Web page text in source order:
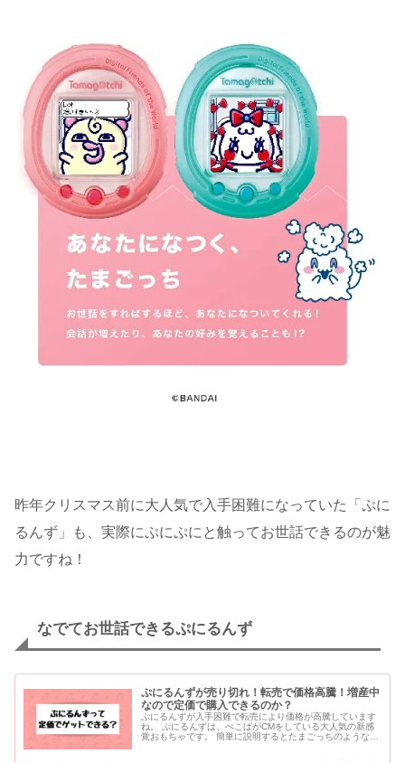
昨年クリスマス前に大人気で入手困難になっていた「ぷに
るんず」も、実際にぷにぷにと触ってお世話できるのが魅
力ですね！
なでてお世話できるぷにるんず
ぷにるんずが売り切れ！転売で価格高騰！増産中
なので定価で購入できるのか？
ぷにるんずが入手困難で転売により価格が高騰しています
ね。 ぷにるんずは、ぺこぱがCMをしている大人気の新感
覚おもちゃです。 簡単に説明するとたまごっちのようなお